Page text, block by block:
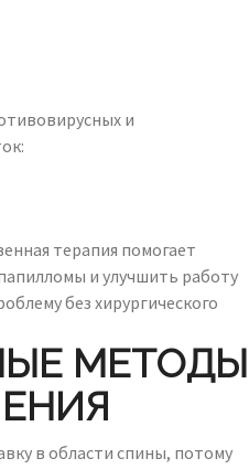
и
терапия помогает
и улучшить работу
без хирургического
МЕТОДЫ
в области спины, потому